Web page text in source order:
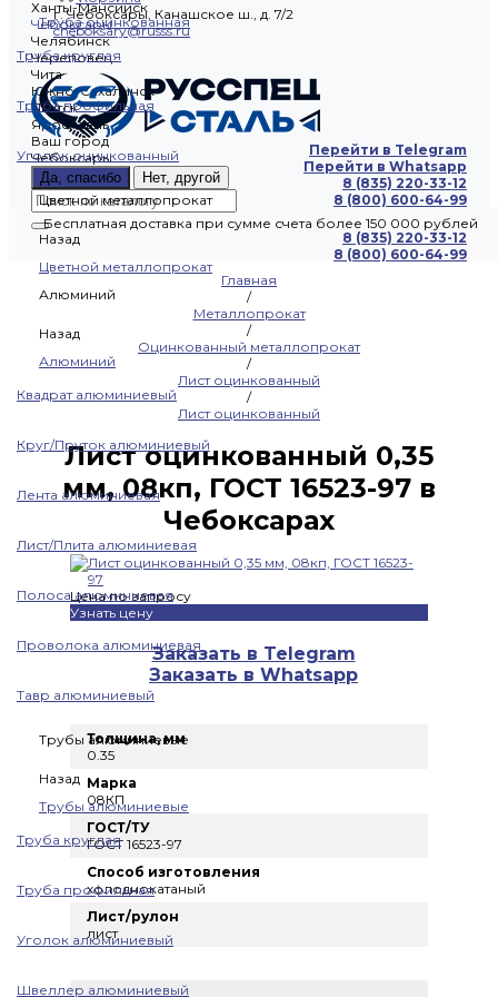
Ханты-Мансийск
Чебоксары
Челябинск
Череповец
Чита
Южно-Сахалинск
Якутск
Ярославль
Ваш город
Чебоксары
Да, спасибо
Нет, другой
8 (835) 220-33-12
8 (800) 600-64-99
г. Чебоксары, Канашское ш., д. 7/2
cheboksary@russs.ru
Перейти в Telegram
Перейти в Whatsapp
8 (835) 220-33-12
8 (800) 600-64-99
Труба оцинкованная
Труба круглая
Труба профильная
Уголок оцинкованный
Цветной металлопрокат
Назад
Цветной металлопрокат
Алюминий
Назад
Алюминий
Квадрат алюминиевый
Круг/Пруток алюминиевый
Лента алюминиевая
Лист/Плита алюминиевая
Полоса алюминиевая
Проволока алюминиевая
Тавр алюминиевый
Трубы алюминиевые
Назад
Трубы алюминиевые
Труба круглая
Труба профильная
Уголок алюминиевый
Швеллер алюминиевый
Бесплатная доставка при сумме счета более 150 000 рублей
Главная
/
Металлопрокат
/
Оцинкованный металлопрокат
/
Лист оцинкованный
/
Лист оцинкованный
Лист оцинкованный 0,35
мм, 08кп, ГОСТ 16523-97 в
Чебоксарах
Цена по запросу
Узнать цену
Заказать в Telegram
Заказать в Whatsapp
Толщина, мм
0.35
Марка
08КП
ГОСТ/ТУ
ГОСТ 16523-97
Способ изготовления
холоднокатаный
Лист/рулон
лист